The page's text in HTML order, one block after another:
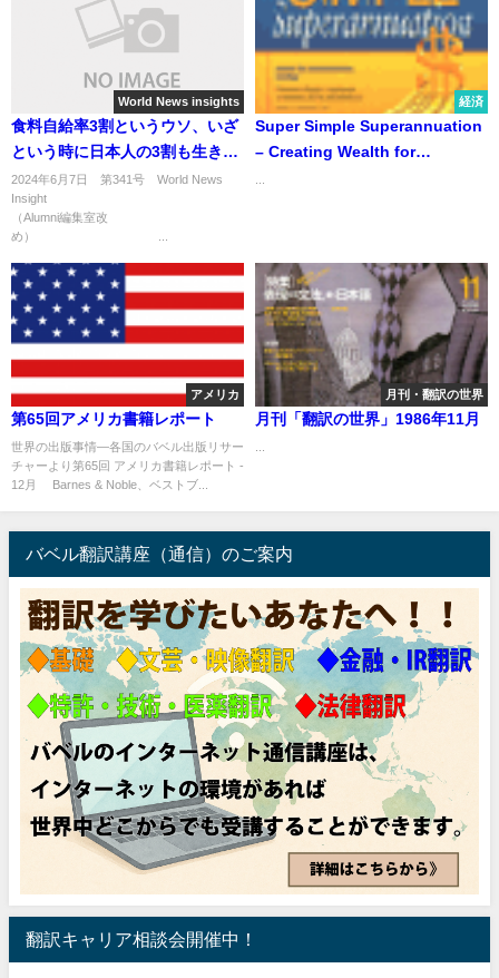
World News insights
食料自給率3割というウソ、いざ
という時に日本人の3割も生き延
びられない！？
2024年6月7日 第341号 World News
Insight
（Alumni編集室改
め） ...
経済
Super Simple Superannuation
– Creating Wealth for
度 完全改定版
アメリカ
第65回アメリカ書籍レポート
世界の出版事情―各国のバベル出版リサー
チャーより第65回 アメリカ書籍レポート -
12月 Barnes & Noble、ベストブ...
月刊・翻訳の世界
月刊「翻訳の世界」1986年11月
バベル翻訳講座（通信）のご案内
翻訳キャリア相談会開催中！